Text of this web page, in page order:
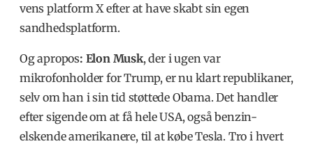
vens platform X efter at have skabt sin egen
sandhedsplatform.
Og apropos: Elon Musk, der i ugen var
mikrofonholder for Trump, er nu klart republikaner,
selv om han i sin tid støttede Obama. Det handler
efter sigende om at få hele USA, også benzin-
elskende amerikanere, til at købe Tesla. Tro i hvert